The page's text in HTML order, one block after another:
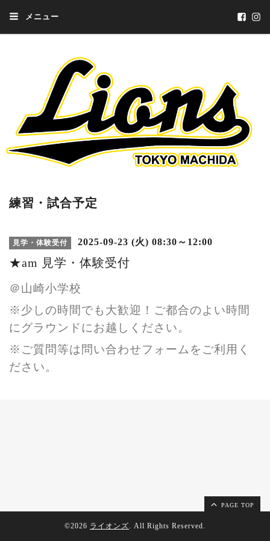
メニュー
練習・試合予定
見学・体験受付 2025-09-23 (火) 08:30～12:00
★am 見学・体験受付
＠山崎小学校
※少しの時間でも大歓迎！ご都合のよい時間
にグラウンドにお越しください。
※ご質問等は問い合わせフォームをご利用く
ださい。
PAGE TOP
©2026 ライオンズ. All Rights Reserved.